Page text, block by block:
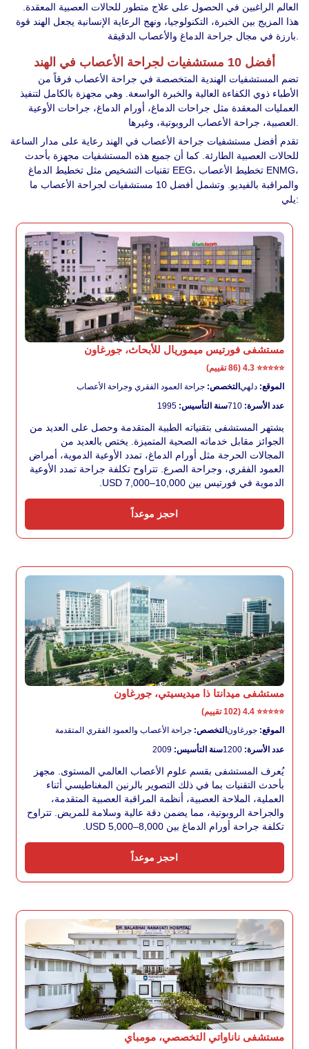
العالم الراغبين في الحصول على علاج متطور للحالات العصبية المعقدة.
هذا المزيج بين الخبرة، التكنولوجيا، ونهج الرعاية الإنسانية يجعل الهند قوة
أفضل 10 مستشفيات لجراحة الأعصاب في الهند
تضم المستشفيات الهندية المتخصصة في جراحة الأعصاب فرقاً من
الأطباء ذوي الكفاءة العالية والخبرة الواسعة. وهي مجهزة بالكامل لتنفيذ
العمليات المعقدة مثل جراحات الدماغ، أورام الدماغ، جراحات الأوعية
العصبية، جراحة الأعصاب الروبوتية، وغيرها.
تقدم أفضل مستشفيات جراحة الأعصاب في الهند رعاية على مدار الساعة
للحالات العصبية الطارئة. كما أن جميع هذه المستشفيات مجهزة بأحدث
تقنيات التشخيص مثل تخطيط الدماغ EEG، تخطيط الأعصاب ENMG،
والمراقبة بالفيديو. وتشمل أفضل 10 مستشفيات لجراحة الأعصاب ما
يلي:
مستشفى فورتيس ميموريال للأبحاث، جورغاون
⭐⭐⭐⭐⭐ 4.3 (86 تقييم)
الموقع: دلهيالتخصص: جراحة العمود الفقري وجراحة الأعصاب
عدد الأسرة:
سنة التأسيس:
يشتهر المستشفى بتقنياته الطبية المتقدمة وحصل على العديد من
الجوائز مقابل خدماته الصحية المتميزة. يختص بالعديد من
المجالات الحرجة مثل أورام الدماغ، تمدد الأوعية الدموية، أمراض
العمود الفقري، وجراحة الصرع. تتراوح تكلفة جراحة تمدد الأوعية
الدموية في فورتيس بين USD 7,000–10,000.
احجز موعداً
مستشفى ميدانتا ذا ميديسيتي، جورغاون
⭐⭐⭐⭐⭐ 4.4 (102 تقييم)
الموقع: جورغاونالتخصص: جراحة الأعصاب والعمود الفقري المتقدمة
عدد الأسرة:
سنة التأسيس:
يُعرف المستشفى بقسم علوم الأعصاب العالمي المستوى. مجهز
بأحدث التقنيات بما في ذلك التصوير بالرنين المغناطيسي أثناء
العملية، الملاحة العصبية، أنظمة المراقبة العصبية المتقدمة،
والجراحة الروبوتية، مما يضمن دقة عالية وسلامة للمريض. تتراوح
تكلفة جراحة أورام الدماغ بين USD 5,000–8,000.
احجز موعداً
مستشفى ناناواتي التخصصي، مومباي